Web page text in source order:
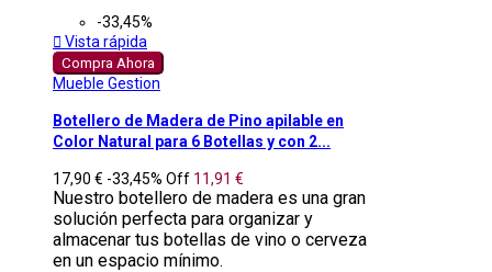
-33,45%
 Vista rápida
Compra Ahora
Mueble Gestion
Botellero de Madera de Pino apilable en
Color Natural para 6 Botellas y con 2...
17,90 € -33,45% Off 11,91 €
Nuestro botellero de madera es una gran
solución perfecta para organizar y
almacenar tus botellas de vino o cerveza
en un espacio mínimo.